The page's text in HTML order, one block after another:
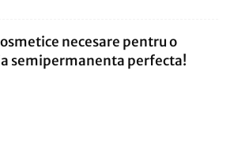
necesare pentru o
semipermanenta perfecta!